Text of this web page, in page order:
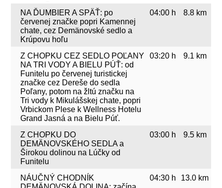
NA ĎUMBIER A SPÄŤ: po
červenej značke popri Kamennej
chate, cez Demänovské sedlo a
Krúpovu hoľu
04:00 h 8.8 km
Z CHOPKU CEZ SEDLO POĽANY
NA TRI VODY A BIELU PÚŤ: od
Funitelu po červenej turistickej
značke cez Dereše do sedla
Poľany, potom na žltú značku na
Tri vody k Mikulášskej chate, popri
Vrbickom Plese k Wellness Hotelu
Grand Jasná a na Bielu Púť.
03:20 h 9.1 km
Z CHOPKU DO
DEMÄNOVSKÉHO SEDLA a
Širokou dolinou na Lúčky od
Funitelu
03:00 h 9.5 km
NÁUČNÝ CHODNÍK
04:30 h 13.0 km